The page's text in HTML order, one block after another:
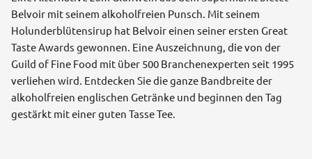
Belvoir mit seinem alkoholfreien Punsch. Mit seinem
Holunderblütensirup hat Belvoir einen seiner ersten Great
Taste Awards gewonnen. Eine Auszeichnung, die von der
Guild of Fine Food mit über 500 Branchenexperten seit 1995
verliehen wird. Entdecken Sie die ganze Bandbreite der
alkoholfreien englischen Getränke und beginnen den Tag
gestärkt mit einer guten Tasse Tee.